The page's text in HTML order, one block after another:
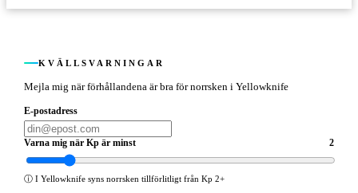
KVÄLLSVARNINGAR
Mejla mig när förhållandena är bra för norrsken i Yellowknife
E-postadress
Varna mig när Kp är minst 2
ⓘ I Yellowknife syns norrsken tillförlitligt från Kp 2+